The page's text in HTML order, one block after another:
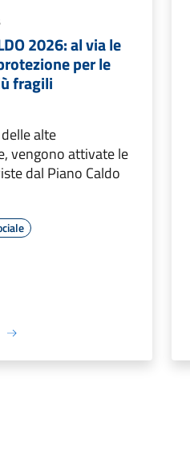
2026: al via le
per le
fragili
alte
vengono attivate le
dal Piano Caldo